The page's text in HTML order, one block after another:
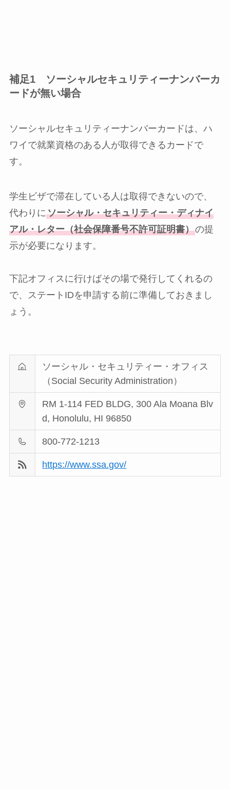
補足1 ソーシャルセキュリティーナンバーカ
ードが無い場合
ソーシャルセキュリティーナンバーカードは、ハ
ワイで就業資格のある人が取得できるカードで
す。
学生ビザで滞在している人は取得できないので、
代わりにソーシャル・セキュリティー・ディナイ
アル・レター（社会保障番号不許可証明書）の提
示が必要になります。
下記オフィスに行けばその場で発行してくれるの
で、ステートIDを申請する前に準備しておきまし
ょう。
ソーシャル・セキュリティー・オフィス
（Social Security Administration）
RM 1-114 FED BLDG, 300 Ala Moana Blv
d, Honolulu, HI 96850
800-772-1213
https://www.ssa.gov/